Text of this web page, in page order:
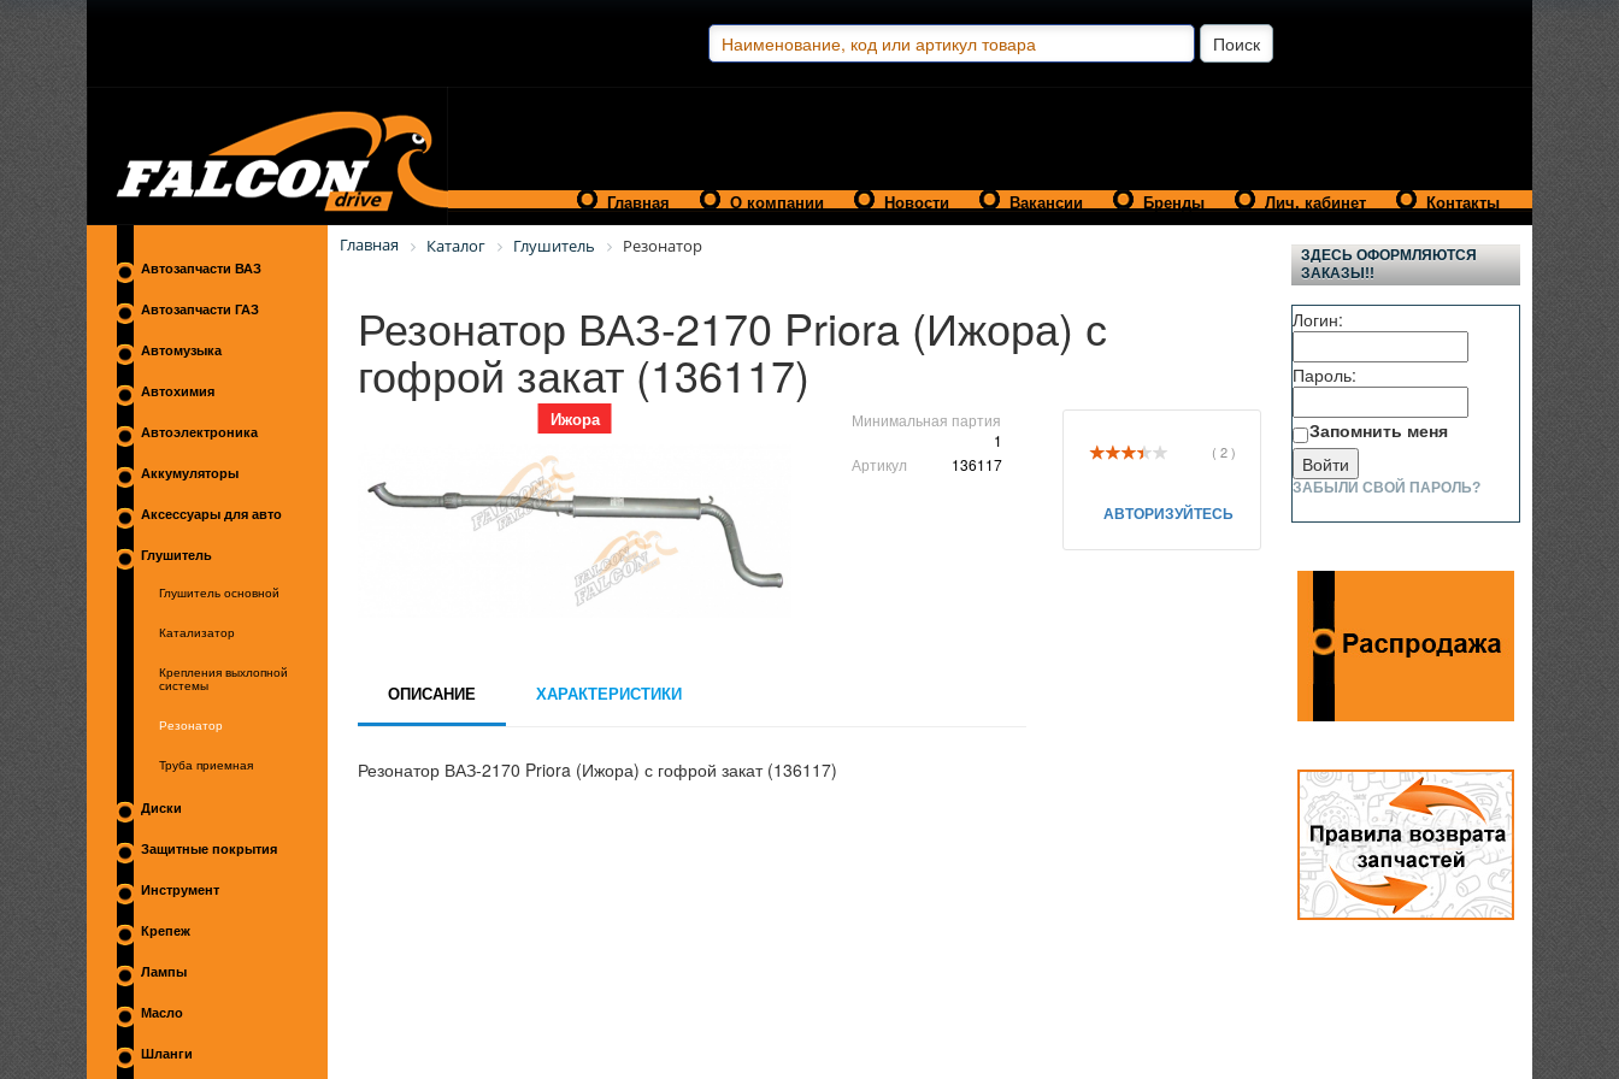
Главная О компании Новости Вакансии Бренды Лич. кабинет Контакты
Автозапчасти ВАЗ
Автозапчасти ГАЗ
Автомузыка
Автохимия
Автоэлектроника
Аккумуляторы
Аксессуары для авто
Глушитель
Глушитель основной
Катализатор
Крепления выхлопной
системы
Резонатор
Труба приемная
Диски
Защитные покрытия
Инструмент
Крепеж
Лампы
Масло
Шланги
Главная Каталог Глушитель Резонатор
Резонатор ВАЗ-2170 Priora (Ижора) с
гофрой закат (136117)
Ижора
Минимальная партия
1
Артикул
136117
( 2 )
АВТОРИЗУЙТЕСЬ
ОПИСАНИЕ ХАРАКТЕРИСТИКИ
Резонатор ВАЗ-2170 Priora (Ижора) с гофрой закат (136117)
ЗДЕСЬ ОФОРМЛЯЮТСЯ
ЗАКАЗЫ!!
Логин:
Пароль:
Запомнить меня
ЗАБЫЛИ СВОЙ ПАРОЛЬ?